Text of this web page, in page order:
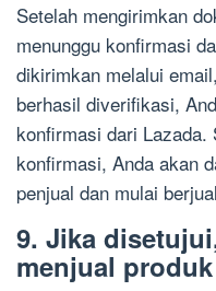
Setelah mengirimkan
menunggu konfirmasi
dikirimkan melalui
berhasil diverifikasi,
konfirmasi dari Lazada.
konfirmasi, Anda akan
penjual dan mulai
9. Jika
menjual